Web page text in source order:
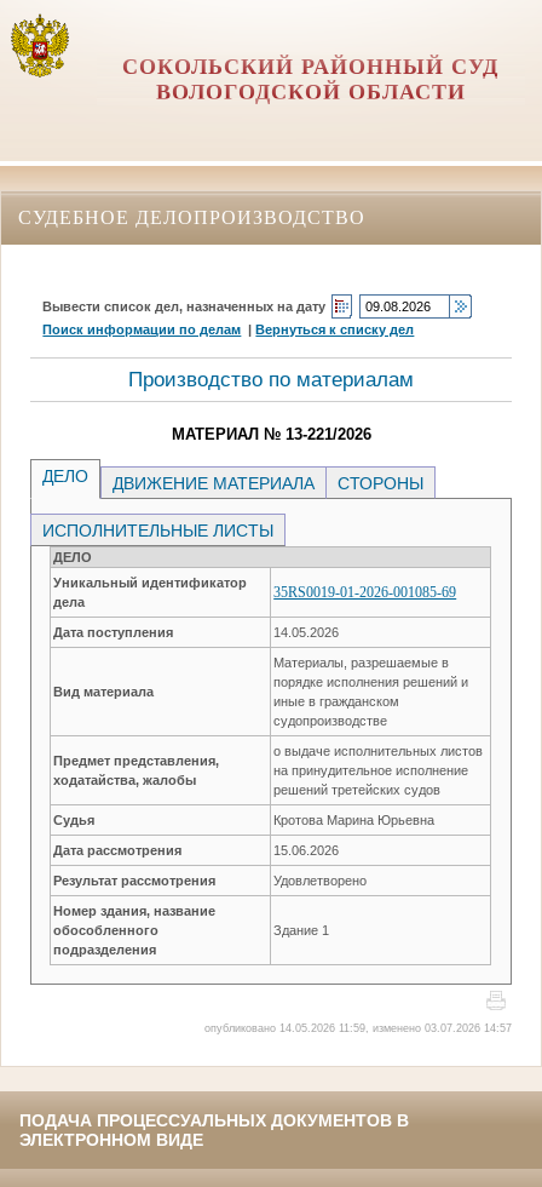
СОКОЛЬСКИЙ РАЙОННЫЙ СУД
ВОЛОГОДСКОЙ ОБЛАСТИ
СУДЕБНОЕ ДЕЛОПРОИЗВОДСТВО
Вывести список дел, назначенных на дату
Поиск информации по делам |Вернуться к списку дел
Производство по материалам
МАТЕРИАЛ № 13-221/2026
ДЕЛО ДВИЖЕНИЕ МАТЕРИАЛА СТОРОНЫ
ИСПОЛНИТЕЛЬНЫЕ ЛИСТЫ
ДЕЛО
Уникальный идентификатор
дела
35RS0019-01-2026-001085-69
Дата поступления 14.05.2026
Вид материала
Материалы, разрешаемые в
порядке исполнения решений и
иные в гражданском
судопроизводстве
Предмет представления,
ходатайства, жалобы
о выдаче исполнительных листов
на принудительное исполнение
решений третейских судов
Судья Кротова Марина Юрьевна
Дата рассмотрения 15.06.2026
Результат рассмотрения Удовлетворено
Номер здания, название
обособленного
подразделения
Здание 1
опубликовано 14.05.2026 11:59, изменено 03.07.2026 14:57
ПОДАЧА ПРОЦЕССУАЛЬНЫХ ДОКУМЕНТОВ В
ЭЛЕКТРОННОМ ВИДЕ